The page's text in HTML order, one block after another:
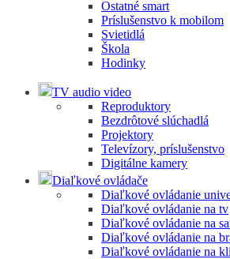
Ostatné smart
Príslušenstvo k mobilom
Svietidlá
Škola
Hodinky
TV audio video
Reproduktory
Bezdrôtové slúchadlá
Projektory
Televízory, príslušenstvo
Digitálne kamery
Diaľkové ovládače
Diaľkové ovládanie
Diaľkové ovládanie na tv
Diaľkové ovládanie na
Diaľkové ovládanie na
Diaľkové ovládanie na